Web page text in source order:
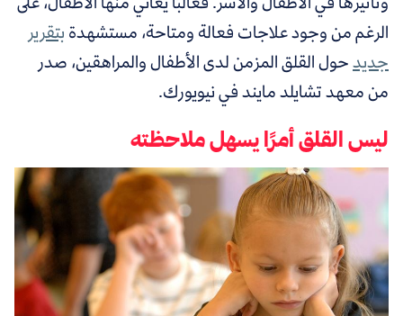
الرغم من وجود علاجات فعالة ومتاحة، مستشهدةبتقرير
جديدحول القلق المزمن لدى الأطفال والمراهقين،صدر
من معهد تشايلد مايند في نيويورك.
ليس القلق أمرًا يسهل ملاحظته